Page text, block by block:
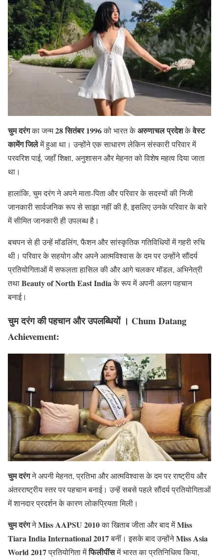
चुम दरंगका जन्म28 सितंबर 1996को भारत केअरुणाचल प्रदेशकेवेस्ट
कामेंग जिलेमें हुआ था। उन्होंने एक साधारण लेकिन संस्कारी परिवार में
परवरिश पाई, जहाँ शिक्षा, अनुशासन और मेहनत को विशेष महत्व दिया जाता
था।
हालांकि, चुम दरंग ने अपने माता-पिता और परिवार के सदस्यों की निजी
जानकारी सार्वजनिक रूप से साझा नहीं की है, इसलिए उनके परिवार के बारे
में सीमित जानकारी ही उपलब्ध है।
बचपन से ही उन्हें मॉडलिंग, फैशन और सांस्कृतिक गतिविधियों में गहरी रुचि
थी। परिवार के सहयोग और अपने आत्मविश्वास के दम पर उन्होंने सौंदर्य
प्रतियोगिताओं में सफलता हासिल की और आगे चलकर मॉडल, अभिनेत्री
तथाBeauty of North East Indiaके रूप में अपनी अलग पहचान
बनाई।
चुम दरंग की पहचान और उपलब्धियों । Chum Datang
Achievement:
चुम दरंगने अपनी मेहनत, प्रतिभा और आत्मविश्वास के दम पर राष्ट्रीय और
अंतरराष्ट्रीय स्तर पर पहचान बनाई। उन्हें सबसे पहले सौंदर्य प्रतियोगिताओं
में शानदार प्रदर्शन के कारण लोकप्रियता मिली।
चुम दरंगनेMiss AAPSU 2010का खिताब जीता और बाद मेंMiss
Tiara India International 2017बनीं। इसके बाद उन्होंनेMiss Asia
World 2017प्रतियोगिता मेंफिलीपींसमें भारत का प्रतिनिधित्व किया,